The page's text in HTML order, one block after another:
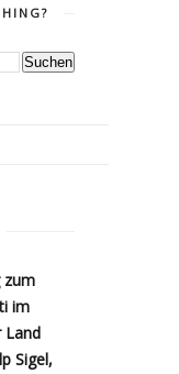
zum
im
Land
Sigel,